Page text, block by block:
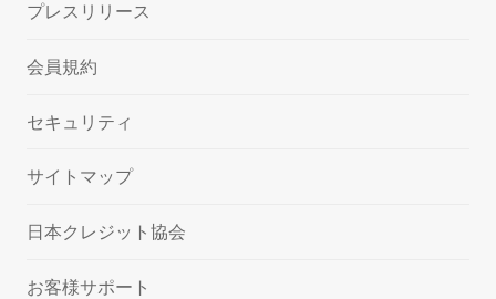
プレスリリース
会員規約
セキュリティ
サイトマップ
日本クレジット協会
お客様サポート